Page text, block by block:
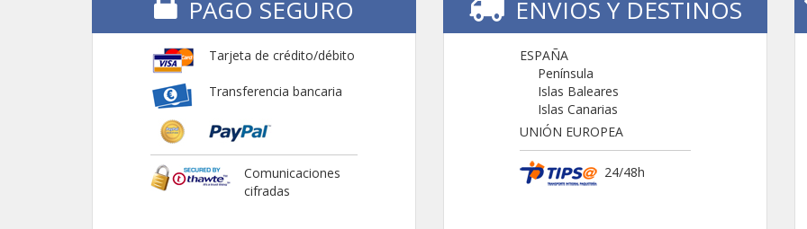
PAGO SEGURO
Tarjeta de crédito/débito
Transferencia bancaria
Comunicaciones
cifradas
ENVIOS Y DESTINOS
ESPAÑA
Península
Islas Baleares
Islas Canarias
UNIÓN EUROPEA
24/48h